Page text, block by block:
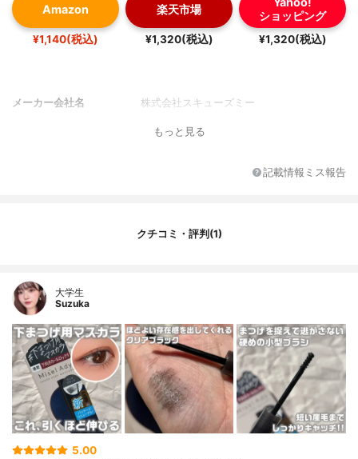
Amazon
¥1,140(税込)
楽天市場
¥1,320(税込)
ショッピング
¥1,320(税込)
メーカー会社名 株式会社スキューズミー
もっと見る
記載情報ミス報告
クチコミ・評判(1)
大学生
Suzuka
5.00